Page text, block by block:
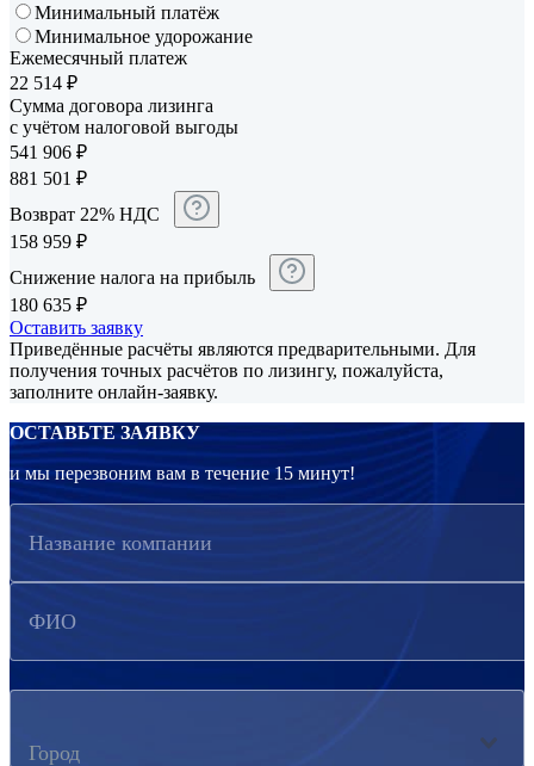
Минимальный платёж
Минимальное удорожание
Ежемесячный платеж
22 514 ₽
Сумма договора лизинга
с учётом налоговой выгоды
541 906 ₽
881 501 ₽
Возврат 22% НДС
158 959 ₽
Снижение налога на прибыль
180 635 ₽
Оставить заявку
Приведённые расчёты являются предварительными. Для
получения точных расчётов по лизингу, пожалуйста,
заполните онлайн-заявку.
ОСТАВЬТЕ ЗАЯВКУ
и мы перезвоним вам в течение 15 минут!
Название компании
ФИО
Город